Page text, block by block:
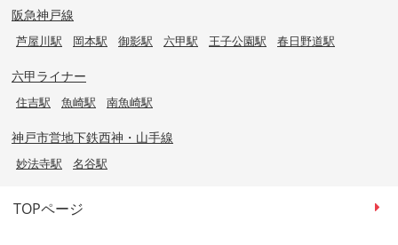
阪急神戸線
芦屋川駅 岡本駅 御影駅 六甲駅 王子公園駅 春日野道駅
六甲ライナー
住吉駅 魚崎駅 南魚崎駅
神戸市営地下鉄西神・山手線
妙法寺駅 名谷駅
TOPページ